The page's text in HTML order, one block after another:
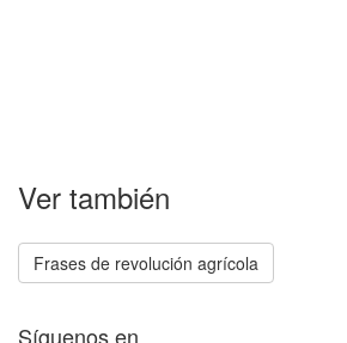
Ver también
Frases de revolución agrícola
Síguenos en